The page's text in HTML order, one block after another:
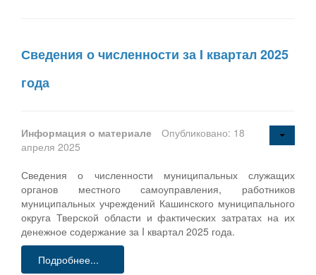
Сведения о численности за I квартал 2025
года
Информация о материале
Опубликовано: 18
апреля 2025
Сведения о численности муниципальных служащих
органов местного самоуправления, работников
муниципальных учреждений Кашинского муниципального
округа Тверской области и фактических затратах на их
денежное содержание за I квартал 2025 года.
Подробнее...